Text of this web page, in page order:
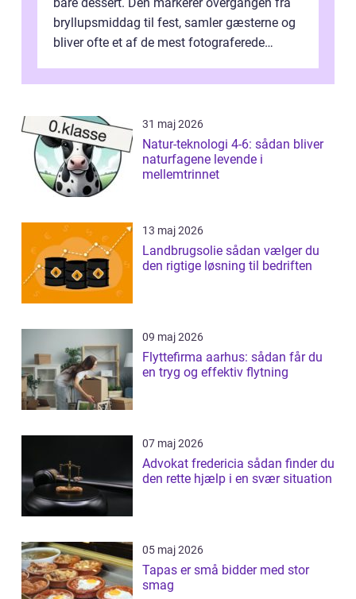
bryllupsmiddag til fest, samler gæsterne og
bliver ofte et af de mest fotograferede
31 maj 2026
Natur-teknologi 4-6: sådan bliver
naturfagene levende i
mellemtrinnet
13 maj 2026
Landbrugsolie sådan vælger du
den rigtige løsning til bedriften
09 maj 2026
Flyttefirma aarhus: sådan får du
en tryg og effektiv flytning
07 maj 2026
Advokat fredericia sådan finder du
den rette hjælp i en svær situation
05 maj 2026
Tapas er små bidder med stor
smag